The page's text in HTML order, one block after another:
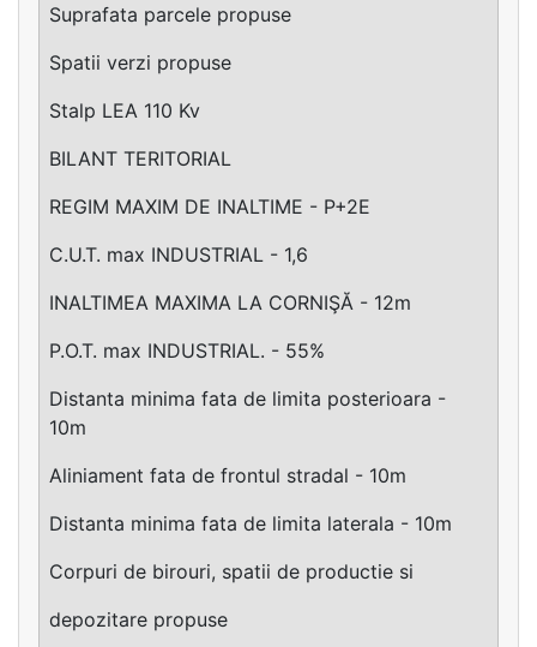
Suprafata parcele propuse
Spatii verzi propuse
Stalp LEA 110 Kv
BILANT TERITORIAL
REGIM MAXIM DE INALTIME - P+2E
C.U.T. max INDUSTRIAL - 1,6
INALTIMEA MAXIMA LA CORNIŞĂ - 12m
P.O.T. max INDUSTRIAL. - 55%
Distanta minima fata de limita posterioara -
10m
Aliniament fata de frontul stradal - 10m
Distanta minima fata de limita laterala - 10m
Corpuri de birouri, spatii de productie si
depozitare propuse